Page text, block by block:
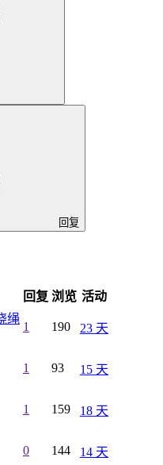
回复
回复 浏览 活动
绳
1 190 23 天
1 93 15 天
1 159 18 天
0 144 14 天